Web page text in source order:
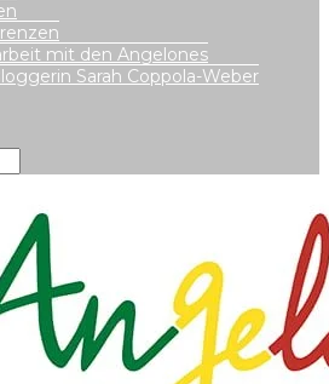
mit den Angelones
Sarah Coppola-Weber